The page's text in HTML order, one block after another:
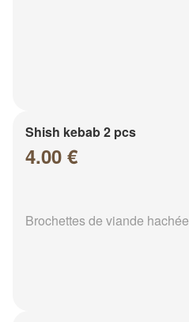
Shish kebab 2 pcs
4.00 €
Brochettes de viande hachée